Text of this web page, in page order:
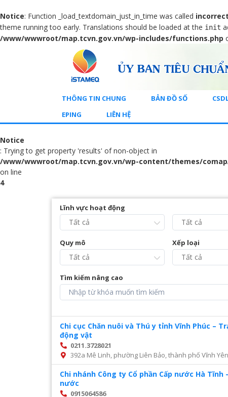
Notice: Function _load_textdomain_just_in_time was called
theme running too early. Translations should be loaded at the init
/www/wwwroot/map.tcvn.gov.vn/wp-includes/functions.php
THÔNG TIN CHUNG BẢN ĐỒ SỐ
EPING
LIÊN HỆ
Notice
: Trying to get property 'results' of non-object in
/www/wwwroot/map.tcvn.gov.vn/wp-content/themes/
on line
4
Lĩnh vực hoạt động
Quy mô Xếp loại
Tìm kiếm nâng cao
Chi cục Chăn nuôi và Thú y tỉnh Vĩnh Phúc –
động vật
0211.3728021
392a Mê Linh, phường Liên Bảo, thành phố Vĩnh
Chi nhánh Công ty Cổ phần Cấp nước Hà
nước
0915064586